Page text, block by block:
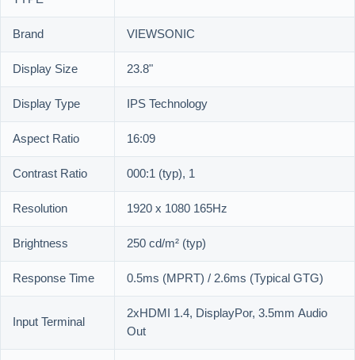
Brand
VIEWSONIC
Display Size
23.8"
Display Type
IPS Technology
Aspect Ratio
16:09
Contrast Ratio
000:1 (typ), 1
Resolution
1920 x 1080 165Hz
Brightness
250 cd/m² (typ)
Response Time
0.5ms (MPRT) / 2.6ms (Typical GTG)
Input Terminal
2xHDMI 1.4, DisplayPor, 3.5mm Audio
Out